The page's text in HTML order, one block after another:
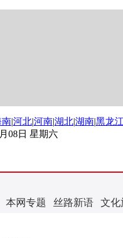
南|河北|河南|湖北|湖南|黑龙江
08日 星期六
本网专题 丝路新语 文化